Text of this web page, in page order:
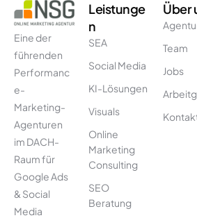
Eine der
führenden
Performanc
e-
Marketing-
Agenturen
im DACH-
Raum für
Google Ads
& Social
Media
Leistunge
n
SEA
Social Media
KI-Lösungen
Visuals
Online
Marketing
Consulting
SEO
Beratung
Über
Team
Jobs